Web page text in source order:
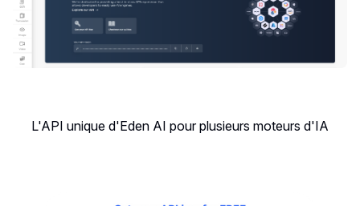
L'API unique d'Eden AI pour plusieurs moteurs d'IA